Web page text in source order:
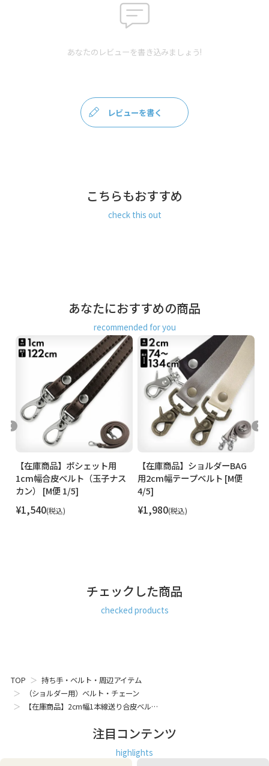
からの色落ち、移行等の影響があるおそれがあります。※誤
った使用および極度の負荷・衝撃がかかった場合は、破損す
損などがあった場合は保障範囲外となります。※表記のサイ
ズと多少の誤差が生じる場合があります。
＜本体＞ 幅2cm、長さ76.5～140cm（パーツ含む）
＜重さ＞ 100g
＜パーツ＞ 亜鉛合金・鉄
ます。
ゆうパケット：全国一律330円 1個までなら発送可
能
ゆうパック：全国一律770円日時指定可能
※10,000円以上ご購入頂いた場合は送料無料になります。
商品説明
幅2cm、長さ最大140cmまで調整可能なショルダーバッグ用
の合皮素材のベルトです。
お手持ちのDカンがついたバッグなどに取り付けられます。
※バッグ本体のカンの色とベルトの金具の色の違いにご注意
ください。
幅が広めなので軽くて肩への当たりが優しく、大きなバッグ
にも対応可能。
ベルト ショルダー 別売り バッグ用 長さ調節 2cm 20mm 買
あなたのレビューを書き込みましょう!
レビューを書く
こちらもおすすめ
check this out
あなたにおすすめの商品
recommended for you
【在庫商品】ポシェット用
1cm幅合皮ベルト（玉子ナス
カン） [M便 1/5]
¥1,540 税込
【在庫商品】ショルダーBAG
用2cm幅テープベルト [M便
4/5]
¥1,980 税込
チェックした商品
checked products
TOP
持ち手・ベルト・周辺アイテム
（ショルダー用）ベルト・チェーン
【在庫商品】2cm幅1本線送り合皮ベル…
注目コンテンツ
highlights